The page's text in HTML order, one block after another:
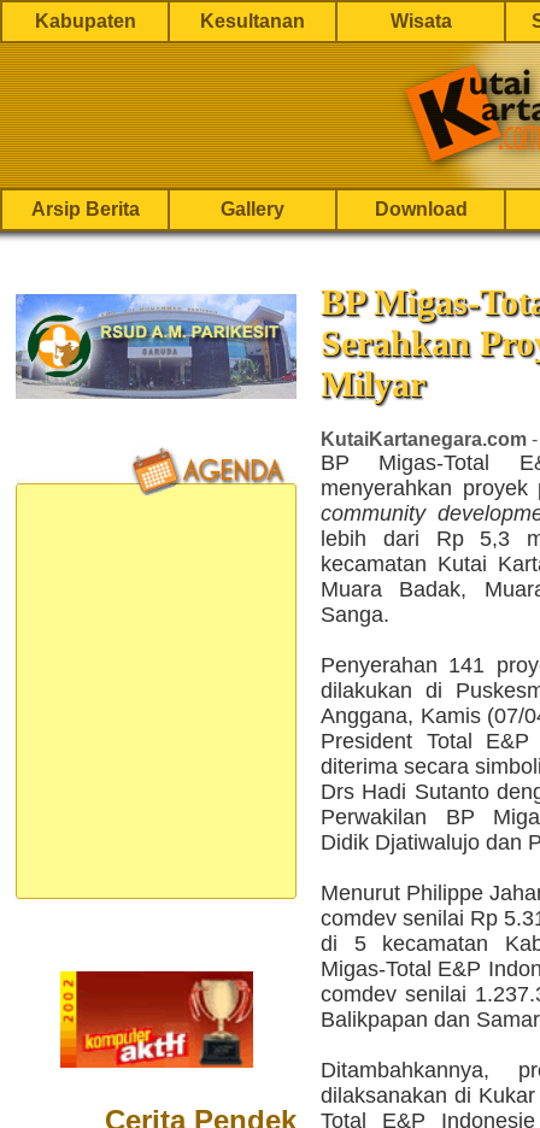
Kabupaten Kesultanan Wisata
Arsip Berita Gallery Download
Cerita Pendek
BP Migas-
Serahkan
Milyar
KutaiKartanegara.com
BP Migas-Total
menyerahkan proyek
community
lebih dari Rp 5,3
kecamatan Kutai
Muara Badak,
Sanga.
Penyerahan 141
dilakukan di
Anggana, Kamis (07/
President Total
diterima secara
Drs Hadi Sutanto
Perwakilan BP
Didik Djatiwalujo dan
Menurut Philippe
comdev senilai Rp
di 5 kecamatan
Migas-Total E&P
comdev senilai
Balikpapan dan
Ditambahkannya,
dilaksanakan di
Total E&P